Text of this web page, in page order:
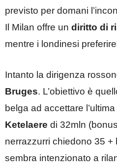
previsto per domani
Il Milan offre un diritto di
mentre i londinesi
Intanto la dirigenza
Bruges. L’obiettivo è
belga ad accettare
Ketelaere di 32mln
nerrazzurri chiedono 35 +
sembra intenzionato a